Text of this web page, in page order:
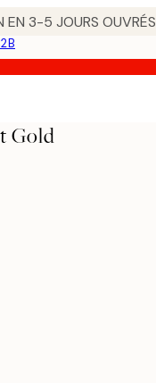
EN 3-5 JOURS OUVRÉS
Gold